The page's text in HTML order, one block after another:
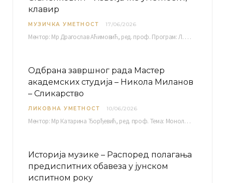
клавир
МУЗИЧКА УМЕТНОСТ 17/06/2026
Ментор: Мр Драгослав Аћимовић, ред. проф. Програм: Л. Ван Бетовен: Соната оп. 31 бр. 2 у…
Одбрана завршног рада Мастер
академских студија – Никола Миланов
– Сликарство
ЛИКОВНА УМЕТНОСТ 10/06/2026
Ментор: Мр Катарина Ђорђевић, ред. проф. Тема: Монолог емоција Среда, 17. 06. 2026. у 15:30 сати Сала бр. 12 Факултета уметности у Нишу, Кнегиње…
Историја музике – Распоред полагања
предиспитних обавеза у јунском
испитном року